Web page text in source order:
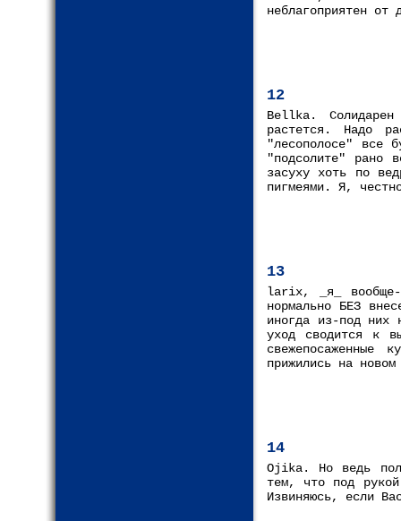
неблагоприятен
12
Bellka.
растется. Надо
"лесополосе" все
"подсолите" рано
засуху хоть по
пигмеями. Я,
13
larix, _я_ вообще-
нормально БЕЗ
иногда из-под них
уход сводится к
прижились на
14
Ojika. Но ведь
тем, что под
Извиняюсь, если